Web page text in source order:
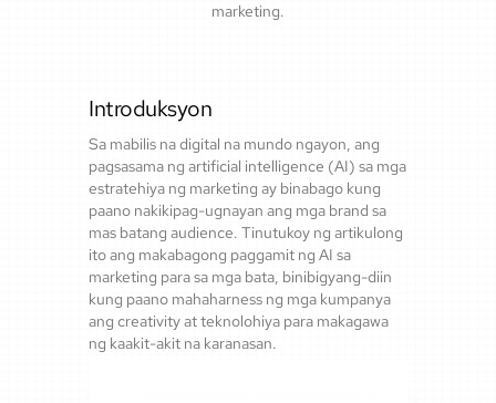
marketing.
Introduksyon
Sa mabilis na digital na mundo ngayon, ang
pagsasama ng artificial intelligence (AI) sa mga
estratehiya ng marketing ay binabago kung
paano nakikipag-ugnayan ang mga brand sa
mas batang audience. Tinutukoy ng artikulong
ito ang makabagong paggamit ng AI sa
marketing para sa mga bata, binibigyang-diin
kung paano mahaharness ng mga kumpanya
ang creativity at teknolohiya para makagawa
ng kaakit-akit na karanasan.